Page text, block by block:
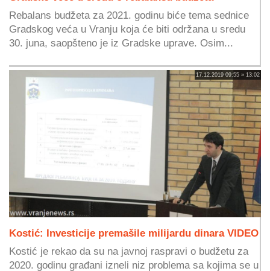
Rebalans budžeta za 2021. godinu biće tema sednice
Gradskog veća u Vranju koja će biti održana u sredu
30. juna, saopšteno je iz Gradske uprave. Osim...
17.12.2019 09:55 » 13:02
Kostić: Investicije premašile milijardu dinara VIDEO
Kostić je rekao da su na javnoj raspravi o budžetu za
2020. godinu građani izneli niz problema sa kojima se u